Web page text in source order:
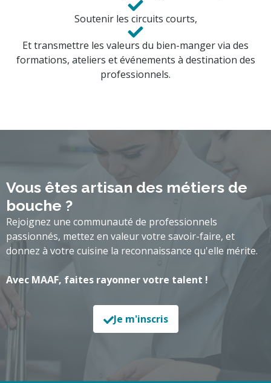
Soutenir les circuits courts,
Et transmettre les valeurs du bien-manger via des
formations, ateliers et événements à destination des
professionnels.
Vous êtes artisan des métiers de
bouche ?
Rejoignez une communauté de professionnels
passionnés, mettez en valeur votre savoir-faire, et
donnez à votre cuisine la reconnaissance qu'elle mérite.
Avec MAAF, faites rayonner votre talent !
Je m'inscris